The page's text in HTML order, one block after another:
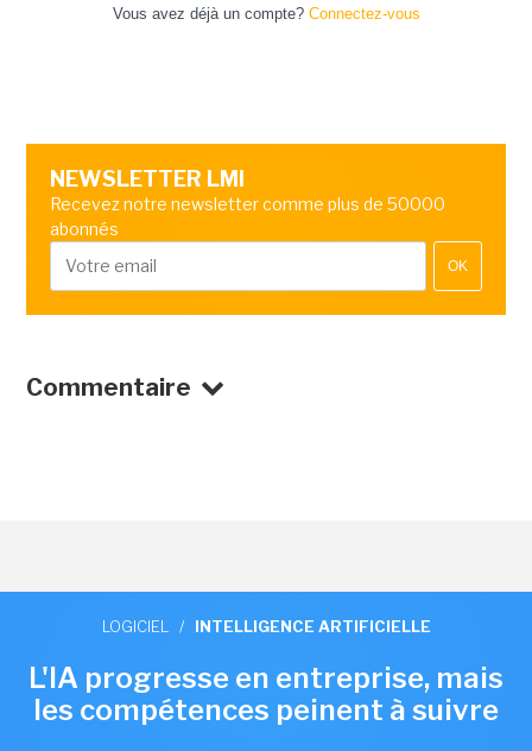
Vous avez déjà un compte? Connectez-vous
NEWSLETTER LMI
Recevez notre newsletter comme plus de 50000
abonnés
OK
Commentaire
LOGICIEL / INTELLIGENCE ARTIFICIELLE
L'IA progresse en entreprise, mais
les compétences peinent à suivre